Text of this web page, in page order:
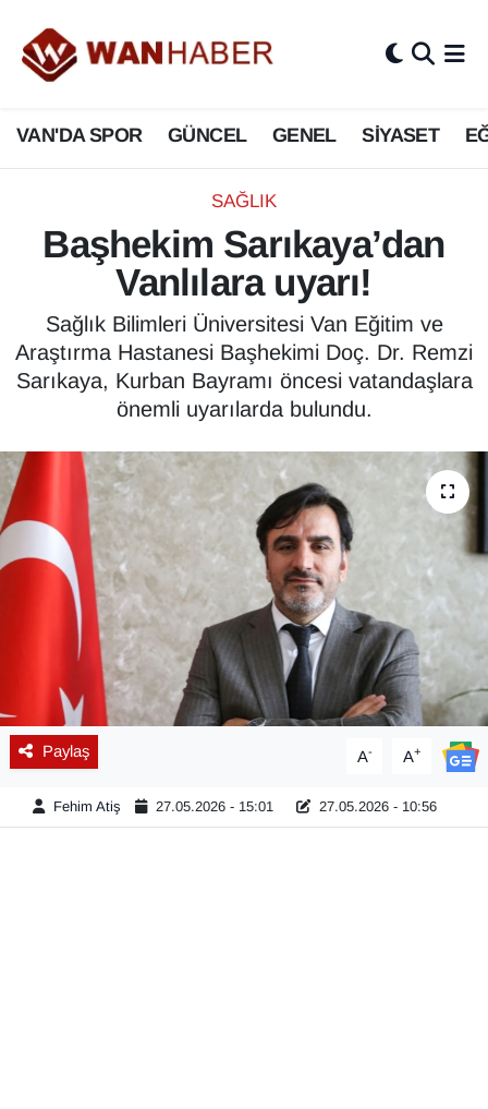
VAN'DA SPOR GÜNCEL GENEL SİYASET
SAĞLIK
Başhekim Sarıkaya’dan
Vanlılara uyarı!
Sağlık Bilimleri Üniversitesi Van Eğitim ve
Araştırma Hastanesi Başhekimi Doç. Dr. Remzi
Sarıkaya, Kurban Bayramı öncesi vatandaşlara
önemli uyarılarda bulundu.
Paylaş A- A+
Fehim Atiş 27.05.2026 - 15:01 27.05.2026 - 10:56
3.SAYFA
ASAYİŞ
BİLİM VE TEKNOLOJİ
Biyografi
ÇEVRE
Deprem
Dernekler, Odalar
Diğer
DÜNYA
EĞİTİM
EKONOMİ
Eleman
Emlak
Van Nöbetçi Eczaneler
Van Hava Durumu
Van Namaz Vakitleri
Van Trafik Yoğunluk Haritası
Süper Lig Puan Durumu ve Fikstür
Tüm Manşetler
Son Dakika Haberleri
Haber Arşivi